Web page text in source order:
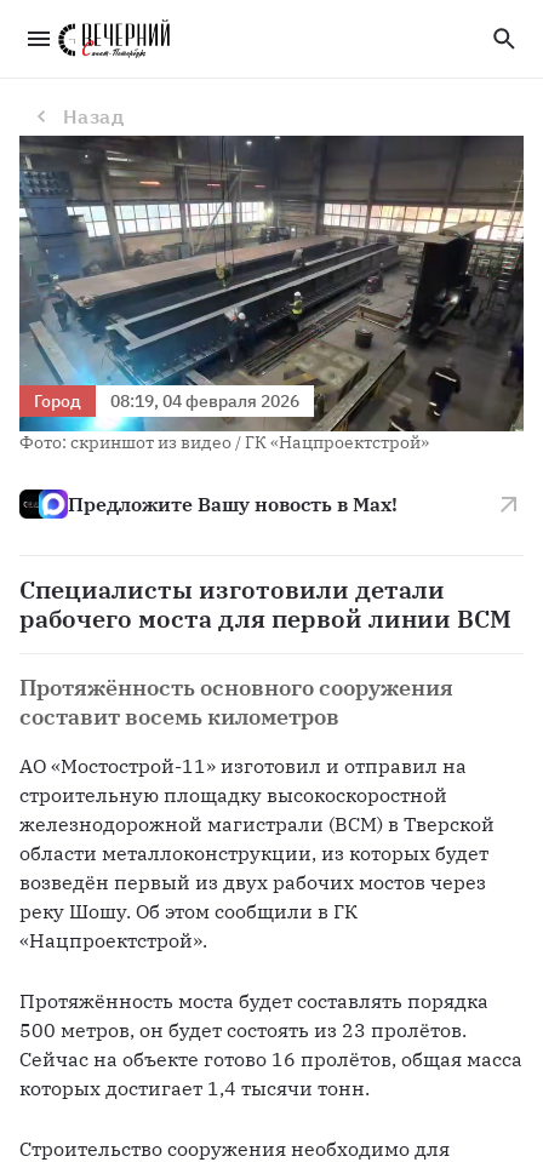
Специалисты изготовили детали рабочего моста для первой линии ВСМ
Назад
Город
08:19, 04 февраля 2026
Фото: скриншот из видео / ГК «Нацпроектстрой»
Предложите Вашу новость в Max!
Специалисты изготовили детали
рабочего моста для первой линии ВСМ
Протяжённость основного сооружения
составит восемь километров
АО «Мостострой-11» изготовил и отправил на
строительную площадку высокоскоростной
железнодорожной магистрали (ВСМ) в Тверской
области металлоконструкции, из которых будет
возведён первый из двух рабочих мостов через
реку Шошу. Об этом сообщили в ГК
«Нацпроектстрой».
Протяжённость моста будет составлять порядка
500 метров, он будет состоять из 23 пролётов.
Сейчас на объекте готово 16 пролётов, общая масса
которых достигает 1,4 тысячи тонн.
Строительство сооружения необходимо для